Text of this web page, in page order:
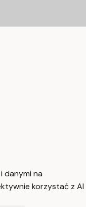
danymi na
korzystać z AI